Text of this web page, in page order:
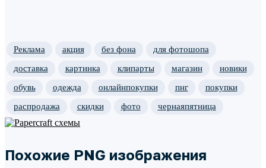
Реклама акция без фона
для фотошопа
доставка
картинка клипарты магазин
новики
обувь
одежда онлайнпокупки пнг
покупки
распродажа
скидки фото чернаяпятница
Похожие PNG изображения